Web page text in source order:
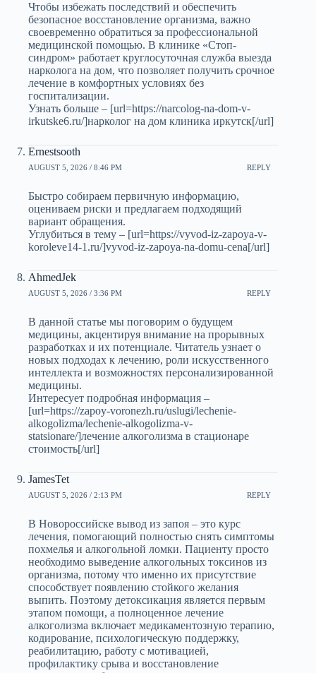
Чтобы избежать последствий и обеспечить
безопасное восстановление организма, важно
своевременно обратиться за профессиональной
медицинской помощью. В клинике «Стоп-
синдром» работает круглосуточная служба выезда
нарколога на дом, что позволяет получить срочное
лечение в комфортных условиях без
госпитализации.
Узнать больше – [url=https://narcolog-na-dom-v-
irkutske6.ru/]нарколог на дом клиника иркутск[/url]
Ernestsooth
AUGUST 5, 2026 / 8:46 PM REPLY
Быстро собираем первичную информацию,
оцениваем риски и предлагаем подходящий
вариант обращения.
Углубиться в тему – [url=https://vyvod-iz-zapoya-v-
koroleve14-1.ru/]vyvod-iz-zapoya-na-domu-cena[/url]
AhmedJek
AUGUST 5, 2026 / 3:36 PM REPLY
В данной статье мы поговорим о будущем
медицины, акцентируя внимание на прорывных
разработках и их потенциале. Читатель узнает о
новых подходах к лечению, роли искусственного
интеллекта и возможностях персонализированной
медицины.
Интересует подробная информация –
[url=https://zapoy-voronezh.ru/uslugi/lechenie-
alkogolizma/lechenie-alkogolizma-v-
statsionare/]лечение алкоголизма в стационаре
стоимость[/url]
JamesTet
AUGUST 5, 2026 / 2:13 PM REPLY
В Новороссийске вывод из запоя – это курс
лечения, помогающий полностью снять симптомы
похмелья и алкогольной ломки. Пациенту просто
необходимо выведение алкогольных токсинов из
организма, потому что именно их присутствие
способствует появлению стойкого желания
выпить. Поэтому детоксикация является первым
этапом помощи, а полноценное лечение
алкоголизма включает медикаментозную терапию,
кодирование, психологическую поддержку,
реабилитацию, работу с мотивацией,
профилактику срыва и восстановление